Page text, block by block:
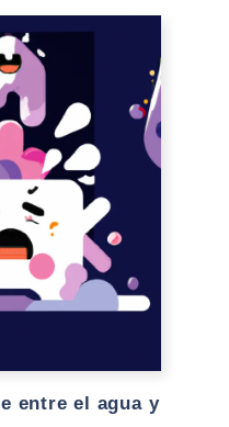
entre el agua y